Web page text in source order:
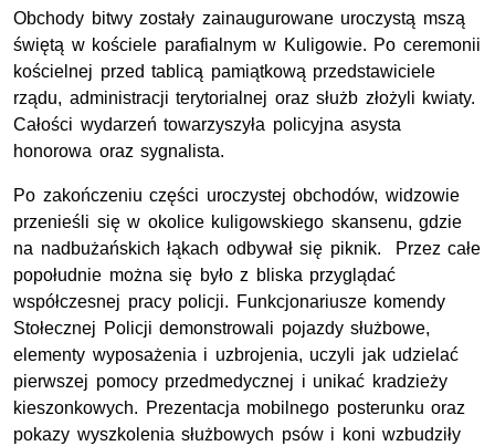
Obchody bitwy zostały zainaugurowane uroczystą mszą
świętą w kościele parafialnym w Kuligowie. Po ceremonii
kościelnej przed tablicą pamiątkową przedstawiciele
rządu, administracji terytorialnej oraz służb złożyli kwiaty.
Całości wydarzeń towarzyszyła policyjna asysta
honorowa oraz sygnalista.
Po zakończeniu części uroczystej obchodów, widzowie
przenieśli się w okolice kuligowskiego skansenu, gdzie
na nadbużańskich łąkach odbywał się piknik. Przez całe
popołudnie można się było z bliska przyglądać
współczesnej pracy policji. Funkcjonariusze komendy
Stołecznej Policji demonstrowali pojazdy służbowe,
elementy wyposażenia i uzbrojenia, uczyli jak udzielać
pierwszej pomocy przedmedycznej i unikać kradzieży
kieszonkowych. Prezentacja mobilnego posterunku oraz
pokazy wyszkolenia służbowych psów i koni wzbudziły